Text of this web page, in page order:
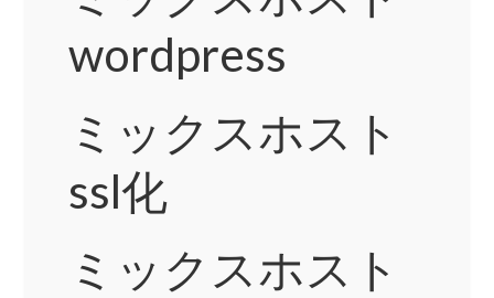
wordpress
ミックスホスト
ssl化
ミックスホスト